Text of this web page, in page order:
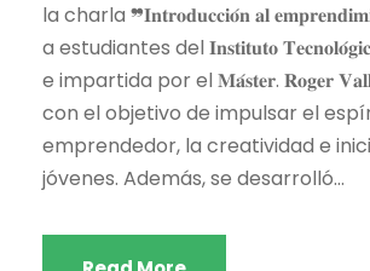
la charla ❞𝐈𝐧𝐭𝐫𝐨𝐝𝐮𝐜𝐜𝐢𝐨́𝐧 𝐚𝐥
a estudiantes del 𝐈𝐧𝐬𝐭𝐢𝐭𝐮𝐭𝐨
e impartida por el 𝐌𝐚́𝐬𝐭𝐞𝐫. 𝐑𝐨𝐠𝐞𝐫
con el objetivo de impulsar el
emprendedor, la creatividad e
jóvenes. Además, se desarrolló...